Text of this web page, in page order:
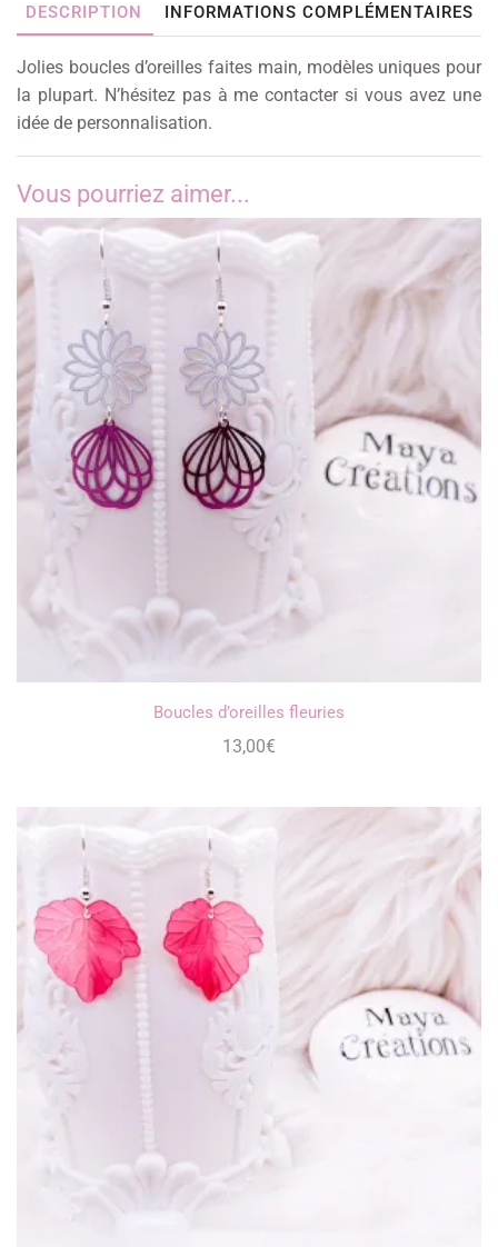
DESCRIPTION INFORMATIONS COMPLÉMENTAIRES
Jolies boucles d’oreilles faites main, modèles uniques pour
la plupart. N’hésitez pas à me contacter si vous avez une
idée de personnalisation.
Vous pourriez aimer...
Boucles d’oreilles fleuries
13,00€